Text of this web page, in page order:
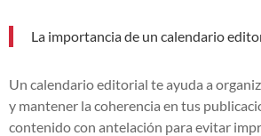
La importancia de un calendario
Un calendario editorial te ayuda a
y mantener la coherencia en tus
contenido con antelación para evitar